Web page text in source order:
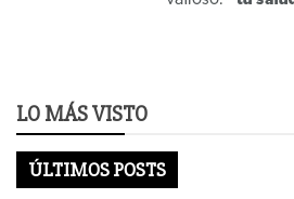
LO MÁS VISTO
ÚLTIMOS POSTS